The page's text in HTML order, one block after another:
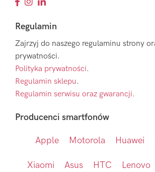
Regulamin
Zajrzyj do naszego regulaminu strony
prywatności.
Polityka prywatności.
Regulamin sklepu.
Regulamin serwisu oraz gwarancji.
Producenci smartfonów
Apple Motorola Huawei
Xiaomi Asus HTC Lenovo